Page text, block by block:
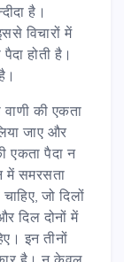
है।
विचारों में
होती है।
वाणी की एकता
जाए और
एकता पैदा न
में समरसता
जो दिलों
दिल दोनों में
इन तीनों